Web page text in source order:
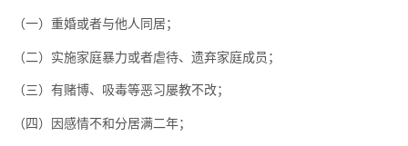
（一）重婚或者与他人同居；
（二）实施家庭暴力或者虐待、遗弃家庭成员；
（三）有赌博、吸毒等恶习屡教不改；
（四）因感情不和分居满二年；